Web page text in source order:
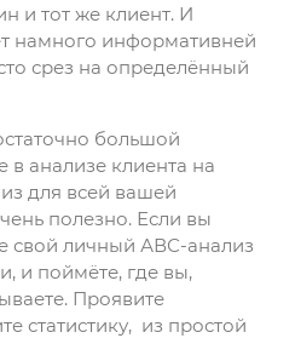
и тот же клиент. И
намного информативней
срез на определённый
большой
в анализе клиента на
для всей вашей
полезно. Если вы
свой личный АВС-анализ
и поймёте, где вы,
Проявите
статистику, из простой